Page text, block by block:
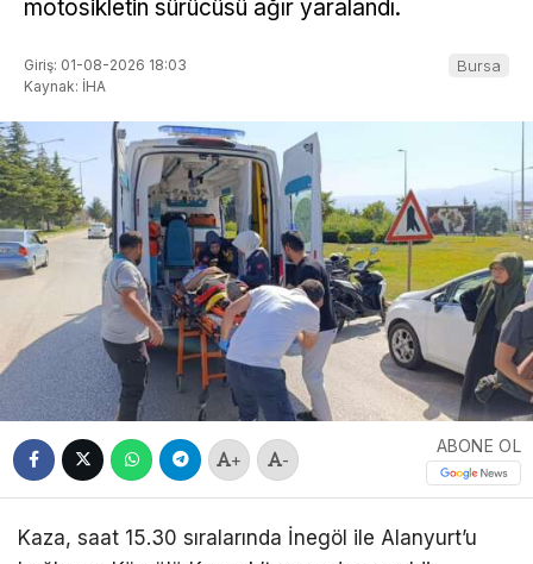
motosikletin sürücüsü ağır yaralandı.
Giriş: 01-08-2026 18:03
Kaynak: İHA
Bursa
+ -
ABONE OL
Kaza, saat 15.30 sıralarında İnegöl ile Alanyurt’u